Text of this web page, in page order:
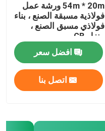
54m * 20m ورشة عمل
فولاذية مسبقة الصنع ، بناء
فولاذي مسبق الصنع ،
منزل GB
افضل سعر
اتصل بنا